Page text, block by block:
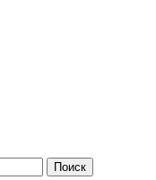
Поиск